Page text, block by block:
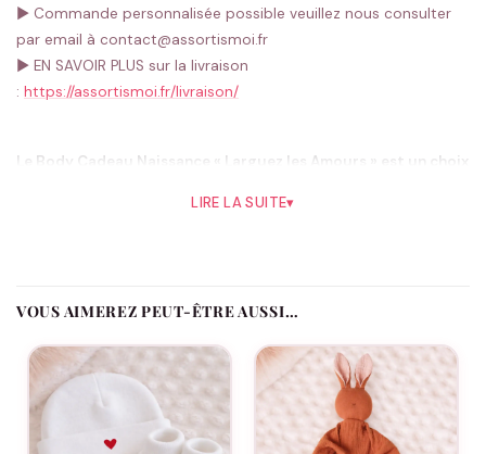
► Commande personnalisée possible veuillez nous consulter
par email à contact@assortismoi.fr
► EN SAVOIR PLUS sur la livraison
: https://assortismoi.fr/livraison/
Le Body Cadeau Naissance « Larguez les Amours » est un choix
et confortable body est fabriqué en coton doux pour la peau
design tout pleins d’amour. Le message « Larguez les Amours »
évoque une atmosphère de liberté et de voyage.
Notre body est également pratique pour les parents grâce à
sa coupe confortable et pratique avec une encolure élastique
et des boutons-pression pour faciliter le change de bébé. Il est
LIRE LA SUITE▾
VOUS AIMEREZ PEUT-ÊTRE AUSSI…